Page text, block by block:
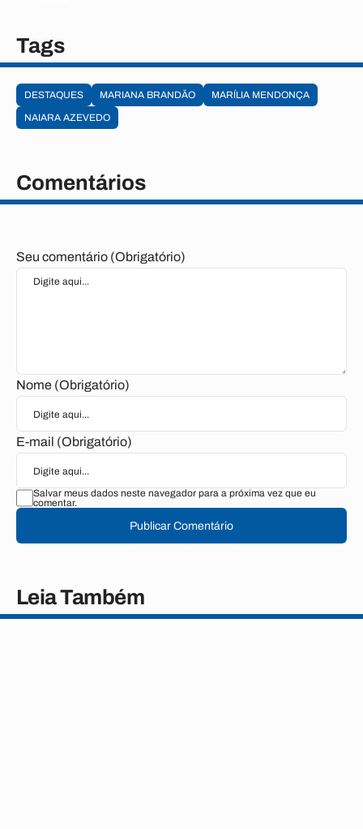
Tags
DESTAQUES MARIANA BRANDÃO
MARÍLIA MENDONÇA
NAIARA AZEVEDO
Comentários
Seu comentário (Obrigatório)
Nome (Obrigatório)
E-mail (Obrigatório)
Salvar meus dados neste navegador para a próxima vez que eu
comentar.
Publicar Comentário
Leia Também